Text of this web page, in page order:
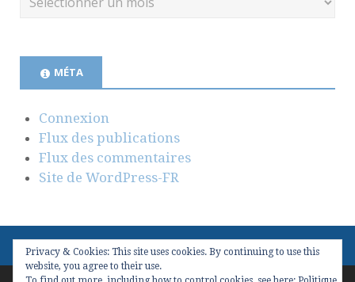
MÉTA
Connexion
Flux des publications
Flux des commentaires
Site de WordPress-FR
Privacy & Cookies: This site uses cookies. By continuing to use this
website, you agree to their use.